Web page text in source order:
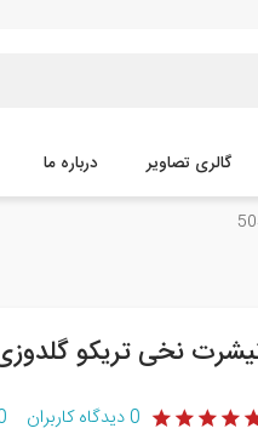
گالری تصاویر درباره ما
نخی تریکو گلدوزی کد
0دیدگاه کاربران